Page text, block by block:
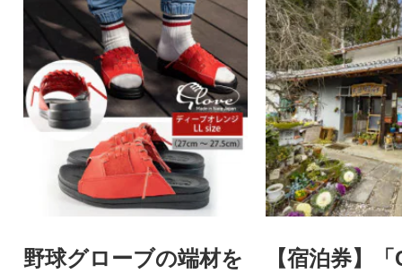
野球グローブの端材を
【宿泊券】